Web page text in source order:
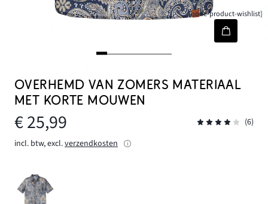
[node-product-wishlist]
OVERHEMD VAN ZOMERS MATERIAAL
MET KORTE MOUWEN
€ 25,99
(6)
incl. btw, excl.verzendkosten